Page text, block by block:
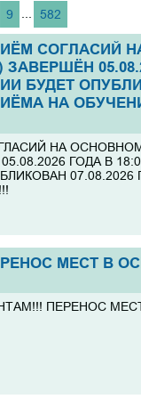
Вас принять
КРАЯ», 29 -
классов из районов
обучение по химии
кто только
имеет прочные
волонтёрских
о старте
отряд", который
9 582
СОГЛАСИЙ
БУДЕТ
НА
НА
ГОДА В
МЕСТ В
ПЕРЕНОС